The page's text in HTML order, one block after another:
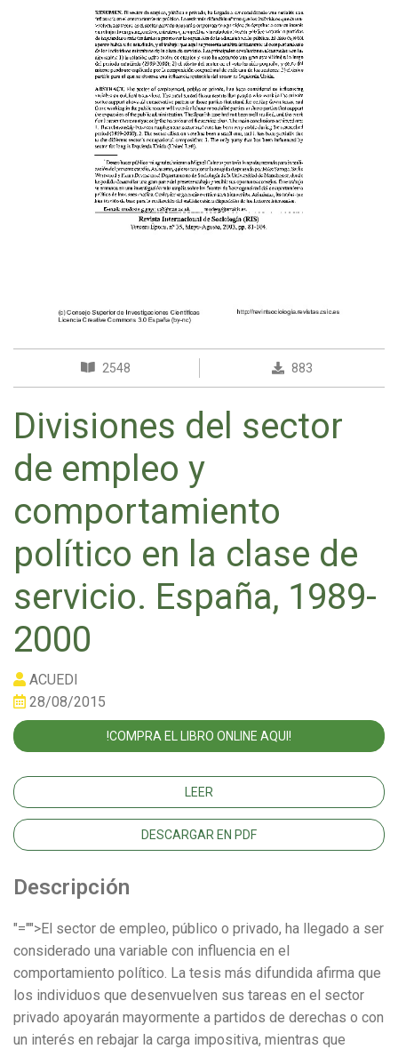
2548 883
Divisiones del sector
de empleo y
comportamiento
político en la clase de
servicio. España, 1989-
2000
ACUEDI
28/08/2015
!COMPRA EL LIBRO ONLINE AQUI!
LEER
DESCARGAR EN PDF
Descripción
"="">El sector de empleo, público o privado, ha llegado a ser
considerado una variable con influencia en el
comportamiento político. La tesis más difundida afirma que
los individuos que desenvuelven sus tareas en el sector
privado apoyarán mayormente a partidos de derechas o con
un interés en rebajar la carga impositiva, mientras que